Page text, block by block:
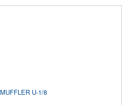
MUFFLER U-1/8